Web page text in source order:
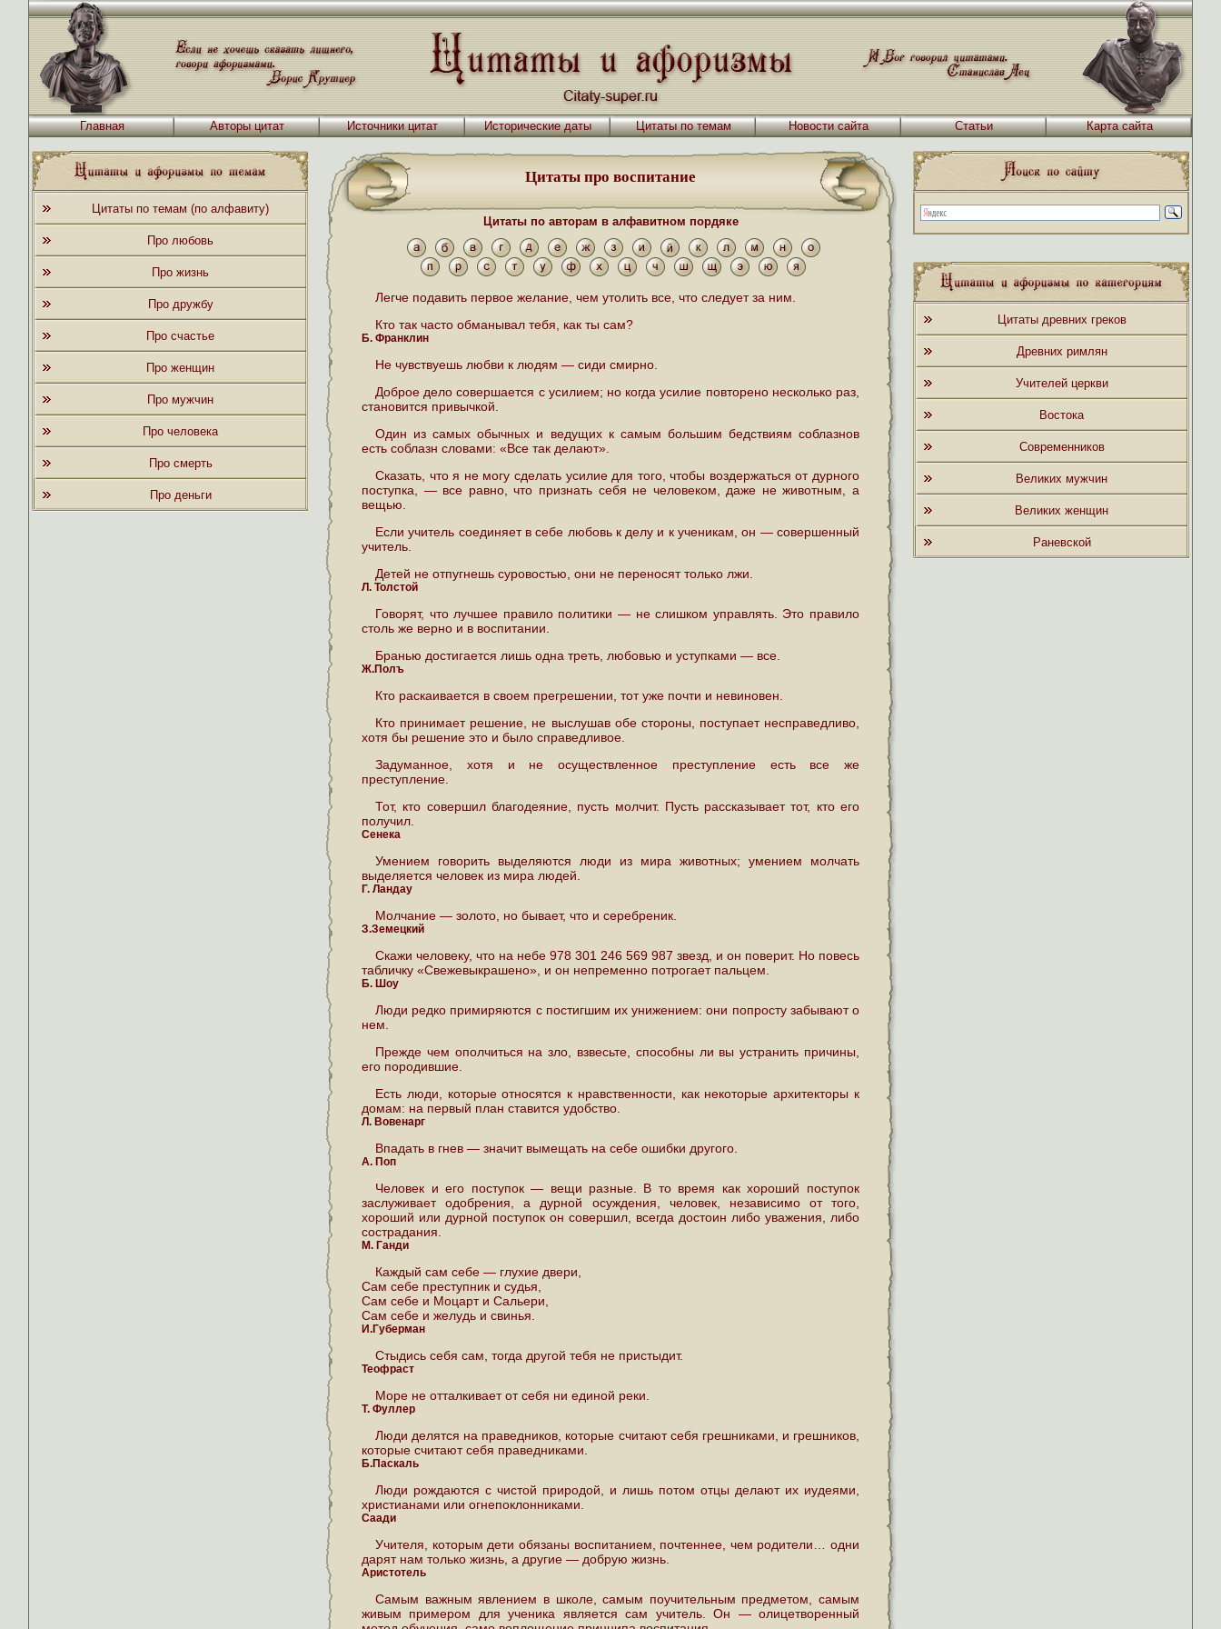
Главная Авторы цитат Источники цитат Исторические даты Цитаты по темам Новости сайта Статьи Карта сайта
Цитаты по темам (по алфавиту)
Про любовь
Про жизнь
Про дружбу
Про счастье
Про женщин
Про мужчин
Про человека
Про смерть
Про деньги
Цитаты про воспитание
Цитаты по авторам в алфавитном пордяке
Легче подавить первое желание, чем утолить все, что следует за ним.
Кто так часто обманывал тебя, как ты сам?
Б. Франклин
Не чувствуешь любви к людям — сиди смирно.
Доброе дело совершается с усилием; но когда усилие повторено несколько раз,
становится привычкой.
Один из самых обычных и ведущих к самым большим бедствиям соблазнов
есть соблазн словами: «Все так делают».
Сказать, что я не могу сделать усилие для того, чтобы воздержаться от дурного
поступка, — все равно, что признать себя не человеком, даже не животным, а
вещью.
Если учитель соединяет в себе любовь к делу и к ученикам, он — совершенный
учитель.
Детей не отпугнешь суровостью, они не переносят только лжи.
Л. Толстой
Говорят, что лучшее правило политики — не слишком управлять. Это правило
столь же верно и в воспитании.
Бранью достигается лишь одна треть, любовью и уступками — все.
Ж.Полъ
Кто раскаивается в своем прегрешении, тот уже почти и невиновен.
Кто принимает решение, не выслушав обе стороны, поступает несправедливо,
хотя бы решение это и было справедливое.
Задуманное, хотя и не осуществленное преступление есть все же
преступление.
Тот, кто совершил благодеяние, пусть молчит. Пусть рассказывает тот, кто его
получил.
Сенека
Умением говорить выделяются люди из мира животных; умением молчать
выделяется человек из мира людей.
Г. Ландау
Молчание — золото, но бывает, что и серебреник.
З.Земецкий
Скажи человеку, что на небе 978 301 246 569 987 звезд, и он поверит. Но повесь
табличку «Свежевыкрашено», и он непременно потрогает пальцем.
Б. Шоу
Люди редко примиряются с постигшим их унижением: они попросту забывают о
нем.
Прежде чем ополчиться на зло, взвесьте, способны ли вы устранить причины,
его породившие.
Есть люди, которые относятся к нравственности, как некоторые архитекторы к
домам: на первый план ставится удобство.
Л. Вовенарг
Впадать в гнев — значит вымещать на себе ошибки другого.
А. Поп
Человек и его поступок — вещи разные. В то время как хороший поступок
заслуживает одобрения, а дурной осуждения, человек, независимо от того,
хороший или дурной поступок он совершил, всегда достоин либо уважения, либо
сострадания.
М. Ганди
Каждый сам себе — глухие двери,
Сам себе преступник и судья,
Сам себе и Моцарт и Сальери,
Сам себе и желудь и свинья.
И.Губерман
Стыдись себя сам, тогда другой тебя не пристыдит.
Теофраст
Море не отталкивает от себя ни единой реки.
Т. Фуллер
Люди делятся на праведников, которые считают себя грешниками, и грешников,
которые считают себя праведниками.
Б.Паскаль
Люди рождаются с чистой природой, и лишь потом отцы делают их иудеями,
христианами или огнепоклонниками.
Саади
Учителя, которым дети обязаны воспитанием, почтеннее, чем родители… одни
дарят нам только жизнь, а другие — добрую жизнь.
Аристотель
Самым важным явлением в школе, самым поучительным предметом, самым
живым примером для ученика является сам учитель. Он — олицетворенный
Цитаты древних греков
Древних римлян
Учителей церкви
Востока
Современников
Великих мужчин
Великих женщин
Раневской